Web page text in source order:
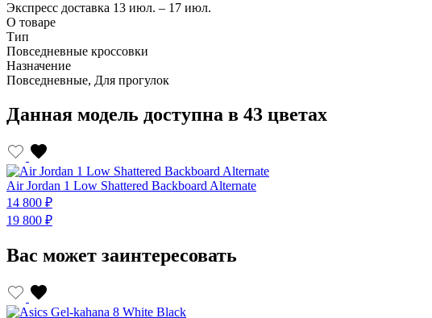
Экспресс доставка 13 июл. – 17 июл.
О товаре
Тип
Повседневные кроссовки
Назначение
Повседневные, Для прогулок
Данная модель доступна в 43 цветах
Air Jordan 1 Low Shattered Backboard Alternate
14 800 ₽
19 800 ₽
Вас может заинтересовать